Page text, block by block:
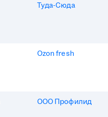
Туда-Сюда
Ozon fresh
ООО Профилид